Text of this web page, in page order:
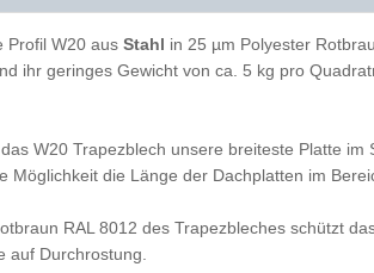
Profil W20 aus Stahl in 25 µm Polyester
ihr geringes Gewicht von ca. 5 kg pro
W20 Trapezblech unsere breiteste Platte
Möglichkeit die Länge der Dachplatten im
RAL 8012 des Trapezbleches schützt
auf Durchrostung.